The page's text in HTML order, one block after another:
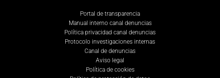
Portal de transparencia
Manual interno canal denuncias
Política privacidad canal denuncias
Protocolo investigaciones internas
Canal de denuncias
Aviso legal
Política de cookies